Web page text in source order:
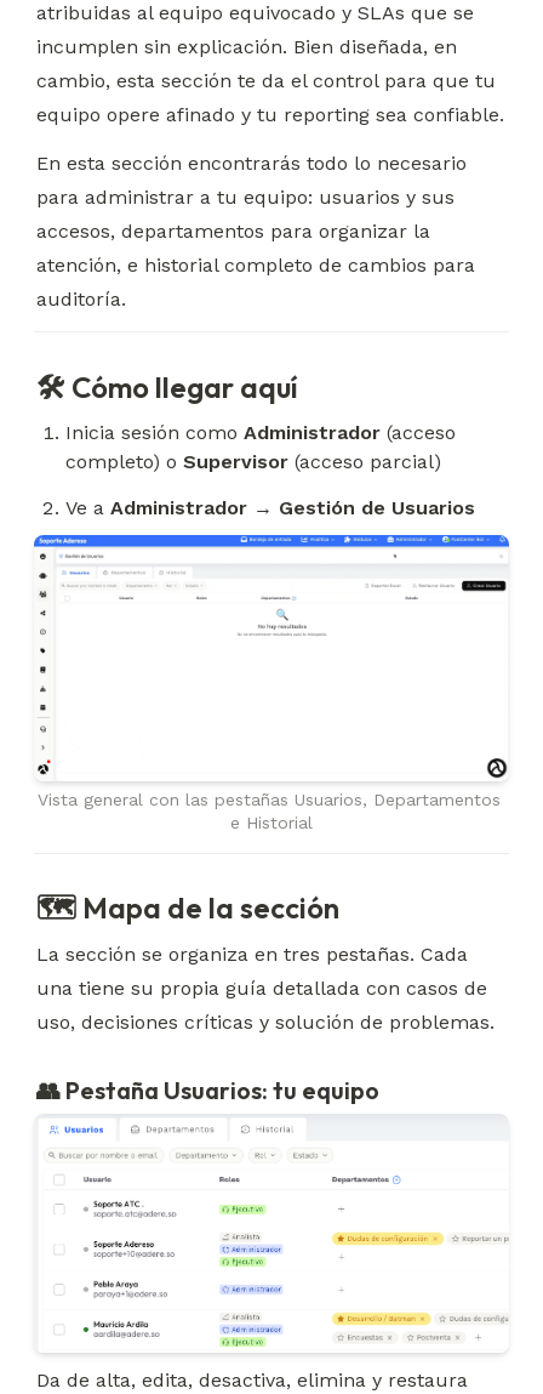
atribuidas al equipo equivocado y SLAs que se
incumplen sin explicación. Bien diseñada, en
cambio, esta sección te da el control para que tu
equipo opere afinado y tu reporting sea confiable.
En esta sección encontrarás todo lo necesario
para administrar a tu equipo: usuarios y sus
accesos, departamentos para organizar la
atención, e historial completo de cambios para
auditoría.
🛠 Cómo llegar aquí
Inicia sesión como Administrador (acceso
completo) o Supervisor (acceso parcial)
Ve a Administrador → Gestión de Usuarios
Vista general con las pestañas Usuarios, Departamentos
e Historial
🗺 Mapa de la sección
La sección se organiza en tres pestañas. Cada
una tiene su propia guía detallada con casos de
uso, decisiones críticas y solución de problemas.
👥 Pestaña Usuarios: tu equipo
Da de alta, edita, desactiva, elimina y restaura